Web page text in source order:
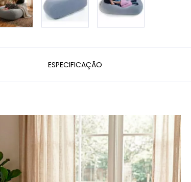
ESPECIFICAÇÃO